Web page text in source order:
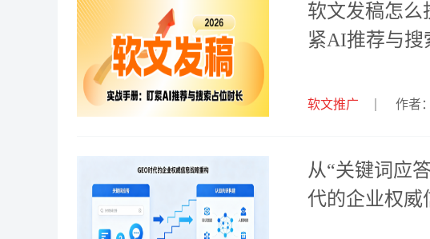
软文发稿怎么
紧AI推荐与搜
软文推广 作者
从“关键词应
代的企业权威